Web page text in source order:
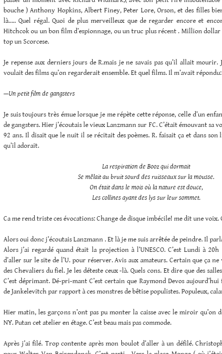
bouche ) Anthony Hopkins, Albert Finey, Peter Lore, Orson, et des filles
là….. Quel régal. Quoi de plus merveilleux que de regarder encore et
Hitchcok ou un bon film d’espionnage, ou un truc plus récent . Million dollar
top un Scorcese.
Je repense aux derniers jours de R.mais je ne savais pas qu’il allait mourir.
voulait des films qu’on regarderait ensemble. Et quel films. Il m’avait répondu:
—Un petit film de gangsters
Je suis toujours très émue lorsque je me répète cette réponse, celle d’un
de gangsters. Hier j’écoutais le vieux Lanzmann sur FC. C’était émouvant sa
92 ans. Il disait que le nuit il se récitait des poèmes. R. faisait ça et dans
qu’il adorait.
La respiration de Booz qui dormait
Se mêlait au bruit sourd des ruisseaux sur la mousse.
On était dans le mois où la nature est douce,
Les collines ayant des lys sur leur sommet.
Ca me rend triste ces évocations: Change de disque imbécile! me dit une voix.
Alors oui donc j’écoutais Lanzmann . Et là je me suis arrêtée de peindre. Il
Alors j’ai regardé quand était la projection à l’UNESCO. C’est Lundi à
d’aller sur le site de l’U. pour réserver. Avis aux amateurs. Certain que ça ne
des Chevaliers du fiel. Je les déteste ceux -là. Quels cons. Et dire que des
C’est déprimant. Dé-pri-mant C’est certain que Raymond Devos
de Jankelevitch par rapport à ces monstres de bêtise populistes. Populeux,
Hier matin, les garçons n’ont pas pu monter la caisse avec le miroir qu’on
NY. Putan cet atelier en étage. C’est beau mais pas commode.
Après j’ai filé. Trop contente après mon boulot d’aller à un défilé.